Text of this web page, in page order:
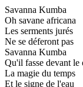
Savanna Kumba
Oh savane africana
Les serments jurés
Ne se déferont pas
Savanna Kumba
Qu'il fasse devant le
La magie du temps
Et le signe de l'eau